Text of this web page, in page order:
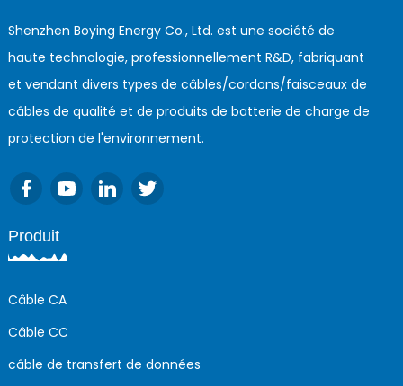
Shenzhen Boying Energy Co., Ltd. est une société de
haute technologie, professionnellement R&D, fabriquant
et vendant divers types de câbles/cordons/faisceaux de
câbles de qualité et de produits de batterie de charge de
protection de l'environnement.
Produit
Câble CA
Câble CC
câble de transfert de données